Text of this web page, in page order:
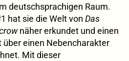
deutschsprachigen Raum.
hat sie die Welt von Das
näher erkundet und einen
über einen Nebencharakter
Mit dieser